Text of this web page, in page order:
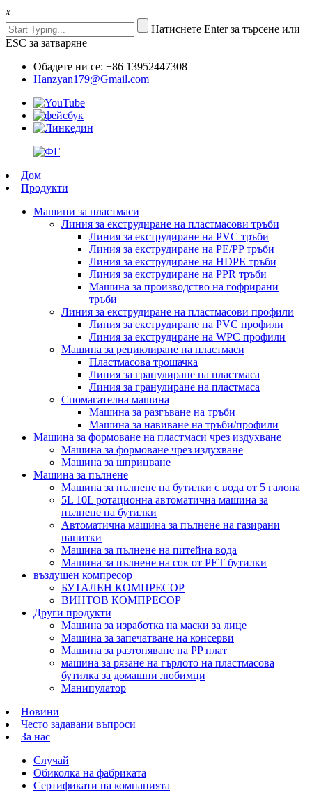
x
Натиснете Enter за търсене или
ESC за затваряне
Обадете ни се: +86 13952447308
Hanzyan179@Gmail.com
Дом
Продукти
Машини за пластмаси
Линия за екструдиране на пластмасови тръби
Линия за екструдиране на PVC тръби
Линия за екструдиране на PE/PP тръби
Линия за екструдиране на HDPE тръби
Линия за екструдиране на PPR тръби
Машина за производство на гофрирани
тръби
Линия за екструдиране на пластмасови профили
Линия за екструдиране на PVC профили
Линия за екструдиране на WPC профили
Машина за рециклиране на пластмаси
Пластмасова трошачка
Линия за гранулиране на пластмаса
Линия за гранулиране на пластмаса
Спомагателна машина
Машина за разгъване на тръби
Машина за навиване на тръби/профили
Машина за формоване на пластмаси чрез издухване
Машина за формоване чрез издухване
Машина за шприцване
Машина за пълнене
Машина за пълнене на бутилки с вода от 5 галона
5L 10L ротационна автоматична машина за
пълнене на бутилки
Автоматична машина за пълнене на газирани
напитки
Машина за пълнене на питейна вода
Машина за пълнене на сок от PET бутилки
въздушен компресор
БУТАЛЕН КОМПРЕСОР
ВИНТОВ КОМПРЕСОР
Други продукти
Машина за изработка на маски за лице
Машина за запечатване на консерви
Машина за разтопяване на PP плат
машина за рязане на гърлото на пластмасова
бутилка за домашни любимци
Манипулатор
Новини
Често задавани въпроси
За нас
Случай
Обиколка на фабриката
Сертификати на компанията